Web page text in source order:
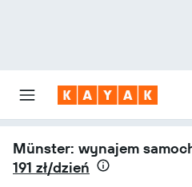
Münster: wynajem
191 zł/dzień